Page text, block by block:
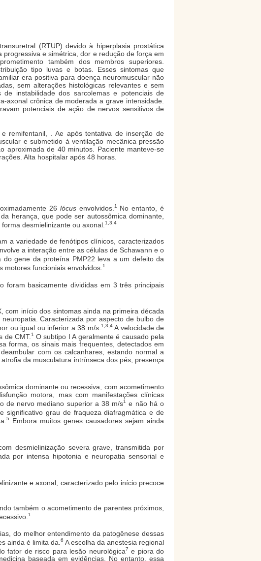
(RTUP) devido à hiperplasia prostática
e simétrica, dor e redução de força em
também dos membros superiores.
tipo luvas e botas. Esses sintomas que
era positiva para doença neuromuscular não
sem alterações histológicas relevantes e sem
instabilidade dos sarcolemas e potenciais de
axonal crônica de moderada a grave intensidade.
potenciais de ação de nervos sensitivos de
remifentanil, . Ae após tentativa de inserção de
e submetido à ventilação mecânica pressão
aproximada de 40 minutos. Paciente manteve-se
Alta hospitalar após 48 horas.
26 lócusenvolvidos. 1
No entanto, é
herança, que pode ser autossômica dominante,
desmielinizante ou axonal. 1,3,4
a variedade de fenótipos clínicos, caracterizados
a interação entre as células de Schawann e o
do gene da proteína PMP22 leva a um defeito da
motores funcioniais envolvidos. 1
foram basicamente divididas em 3 três principais
com início dos sintomas ainda na primeira década
Caracterizada por aspecto de bulbo de
ou igual ou inferior a 38 m/s. 1,3,4A velocidade de
de CMT.1 O subtipo I A geralmente é causado pela
forma, os sinais mais frequentes, detectados em
com os calcanhares, estando normal a
da musculatura intrínseca dos pés, presença
dominante ou recessiva, com acometimento
motora, mas com manifestações clínicas
de nervo mediano superior a 38 m/s1
e não há o
significativo grau de fraqueza diafragmática e de
5
Embora muitos genes causadores sejam ainda
desmielinização severa grave, transmitida por
por intensa hipotonia e neuropatia sensorial e
e axonal, caracterizado pelo início precoce
também o acometimento de parentes próximos,
1
do melhor entendimento da patogênese dessas
ainda é limita da. 6 A escolha da anestesia regional
fator de risco para lesão neurológica7 e piora do
baseada em evidências. No entanto, essa